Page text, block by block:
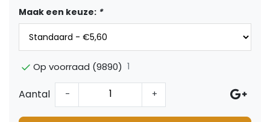
Maak een keuze: *
Op voorraad (9890) 1
Aantal - +